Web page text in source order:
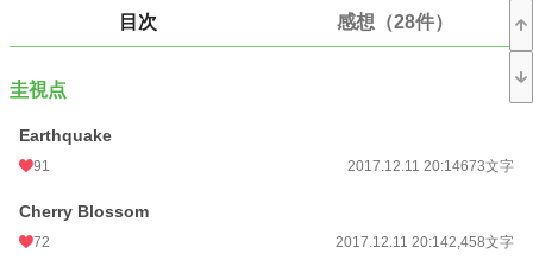
★一部、残酷な描写やレイプ表現があり、サブタイの後ろに★印をつけていま
★この物語はフィクションです。実在の人物及び団体等とは一切関係ありませ
編の二人じゃないと嫌！」という方は、そのままバックでお願いします。
目次 感想（28件）
圭視点
Earthquake
91 2017.12.11 20:14673文字
Cherry Blossom
72 2017.12.11 20:142,458文字